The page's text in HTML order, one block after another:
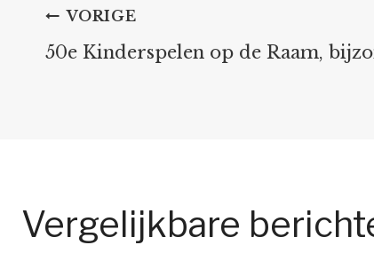
Bericht
VORIGE
50e Kinderspelen op de Raam,
Vergelijkbare